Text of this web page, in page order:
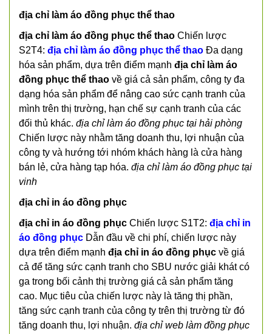
địa chỉ làm áo đồng phục thể thao
địa chỉ làm áo đồng phục thể thao Chiến lược
S2T4: địa chỉ làm áo đồng phục thể thao Đa dạng
hóa sản phẩm, dựa trên điểm mạnh địa chỉ làm áo
đồng phục thể thao về giá cả sản phẩm, công ty đa
dạng hóa sản phẩm để nâng cao sức cạnh tranh của
mình trên thị trường, hạn chế sự cạnh tranh của các
đối thủ khác. địa chỉ làm áo đồng phục tại hải phòng
Chiến lược này nhằm tăng doanh thu, lợi nhuận của
công ty và hướng tới nhóm khách hàng là cửa hàng
bán lẻ, cửa hàng tạp hóa. địa chỉ làm áo đồng phục tại
vinh
địa chỉ in áo đồng phục
địa chỉ in áo đồng phục Chiến lược S1T2: địa chỉ in
áo đồng phục Dẫn đầu về chi phí, chiến lược này
dựa trên điểm mạnh địa chỉ in áo đồng phục về giá
cả để tăng sức cạnh tranh cho SBU nước giải khát có
ga trong bối cảnh thị trường giá cả sản phẩm tăng
cao. Mục tiêu của chiến lược này là tăng thị phần,
tăng sức cạnh tranh của công ty trên thị trường từ đó
tăng doanh thu, lợi nhuận. địa chỉ web làm đồng phục